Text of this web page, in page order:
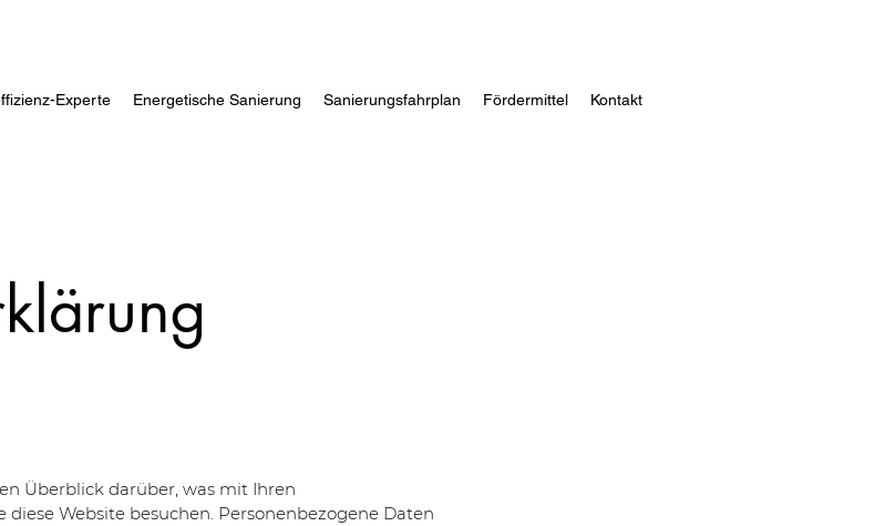
Experte Energetische Sanierung Sanierungsfahrplan Fördermittel Kontakt
Überblick darüber, was mit Ihren
Website besuchen. Personenbezogene Daten